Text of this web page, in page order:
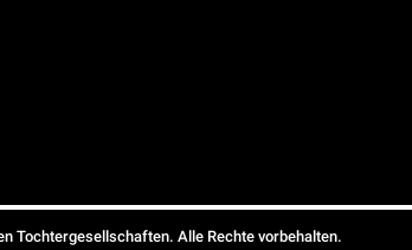
Tochtergesellschaften. Alle Rechte vorbehalten.